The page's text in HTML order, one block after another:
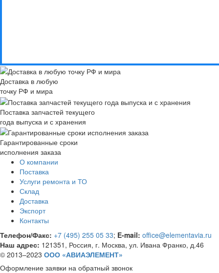
Доставка в любую
точку РФ и мира
Поставка запчастей текущего
года выпуска и с хранения
Гарантированные сроки
исполнения заказа
О компании
Поставка
Услуги ремонта и ТО
Склад
Доставка
Экспорт
Контакты
Телефон/Факс: +7 (495) 255 05 33; E-mail: office@elementavia.ru
Наш адрес: 121351, Россия, г. Москва, ул. Ивана Франко, д.46
© 2013–2023 ООО «АВИАЭЛЕМЕНТ»
Оформление заявки на обратный звонок